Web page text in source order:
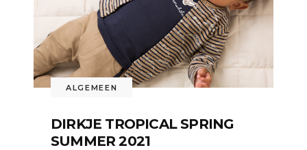
ALGEMEEN
DIRKJE TROPICAL SPRING
SUMMER 2021